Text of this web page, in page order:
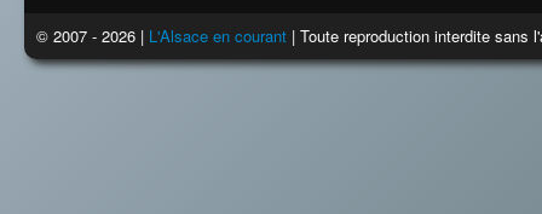
© 2007 - 2026 | L'Alsace en courant | Toute reproduction interdite sans